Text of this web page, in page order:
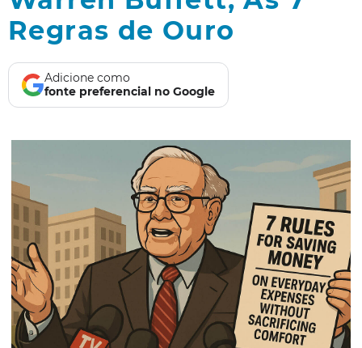
Regras de Ouro
Adicione como
fonte preferencial no Google